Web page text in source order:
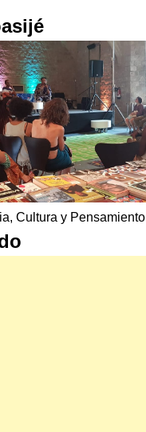
Cultura y Pensamiento